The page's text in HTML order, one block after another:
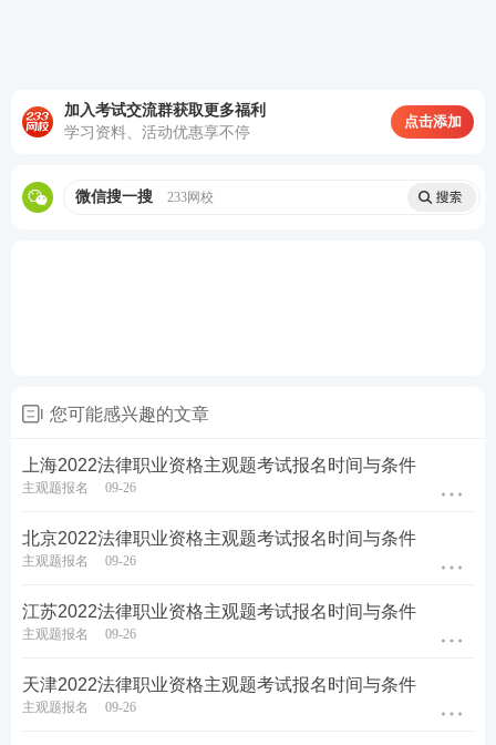
查询
】
资料免费下载 】
加入考试交流群获取更多福利
学习资料、活动优惠享不停
点击添加
微信搜一搜 233网校
您可能感兴趣的文章
上海2022法律职业资格主观题考试报名时间与条件
主观题报名 09-26
北京2022法律职业资格主观题考试报名时间与条件
主观题报名 09-26
江苏2022法律职业资格主观题考试报名时间与条件
主观题报名 09-26
天津2022法律职业资格主观题考试报名时间与条件
主观题报名 09-26